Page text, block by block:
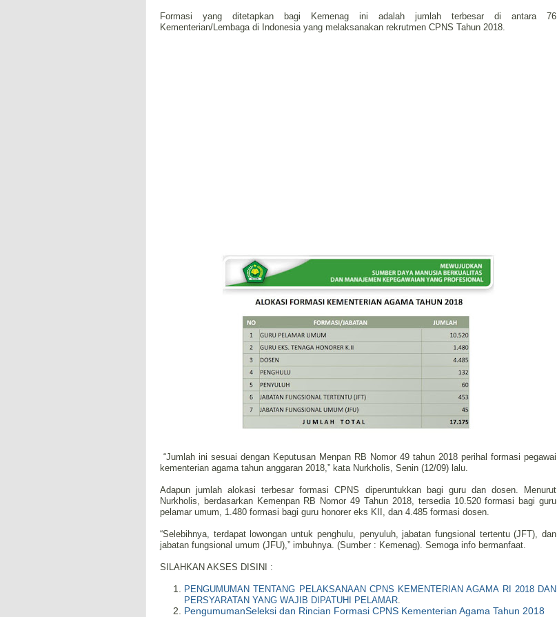
Formasi yang ditetapkan bagi Kemenag ini adalah jumlah terbesar di antara 76
Kementerian/Lembaga di Indonesia yang melaksanakan rekrutmen CPNS Tahun 2018.
“Jumlah ini sesuai dengan Keputusan Menpan RB Nomor 49 tahun 2018 perihal formasi pegawai
kementerian agama tahun anggaran 2018,” kata Nurkholis, Senin (12/09) lalu.
Adapun jumlah alokasi terbesar formasi CPNS diperuntukkan bagi guru dan dosen. Menurut
Nurkholis, berdasarkan Kemenpan RB Nomor 49 Tahun 2018, tersedia 10.520 formasi bagi guru
pelamar umum, 1.480 formasi bagi guru honorer eks KII, dan 4.485 formasi dosen.
“Selebihnya, terdapat lowongan untuk penghulu, penyuluh, jabatan fungsional tertentu (JFT), dan
jabatan fungsional umum (JFU),” imbuhnya. (Sumber : Kemenag). Semoga info bermanfaat.
SILAHKAN AKSES DISINI :
PENGUMUMAN TENTANG PELAKSANAAN CPNS KEMENTERIAN AGAMA RI 2018 DAN
PERSYARATAN YANG WAJIB DIPATUHI PELAMAR.
PengumumanSeleksi dan Rincian Formasi CPNS Kementerian Agama Tahun 2018